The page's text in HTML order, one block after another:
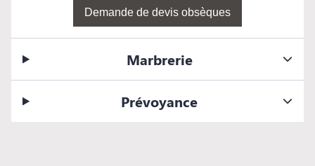
Demande de devis obsèques
Marbrerie
Prévoyance